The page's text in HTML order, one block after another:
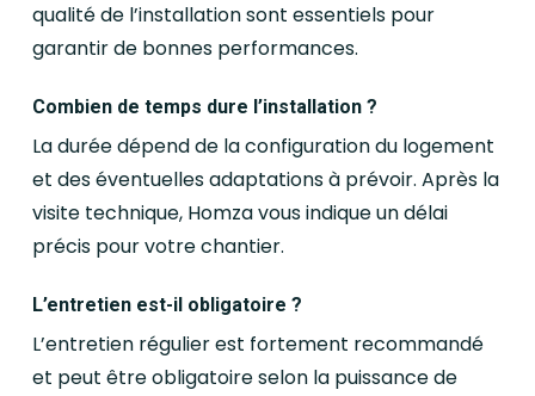
qualité de l’installation sont essentiels pour
garantir de bonnes performances.
Combien de temps dure l’installation ?
La durée dépend de la configuration du logement
et des éventuelles adaptations à prévoir. Après la
visite technique, Homza vous indique un délai
précis pour votre chantier.
L’entretien est-il obligatoire ?
L’entretien régulier est fortement recommandé
et peut être obligatoire selon la puissance de